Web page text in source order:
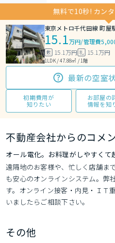
無料で10秒! カン
東京メトロ千代田線 町屋
15.1万円/管理費
敷 15.1万円 礼 15.1万円
1LDK / 47.88㎡ / 1階
最新の空室
初期費用が
知りたい
お部屋の
情報を知
不動産会社からのコメ
オール電化。お料理がしやすくて
遠隔地のお客様や、忙しく店舗ま
も安心のオンラインシステム。弊
す。オンライン接客・内見・ＩＴ
いましたらご相談下さい。
その他